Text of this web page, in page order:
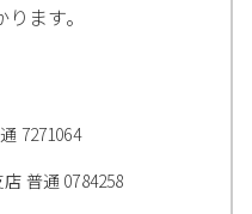
ます。
7271064
普通 0784258